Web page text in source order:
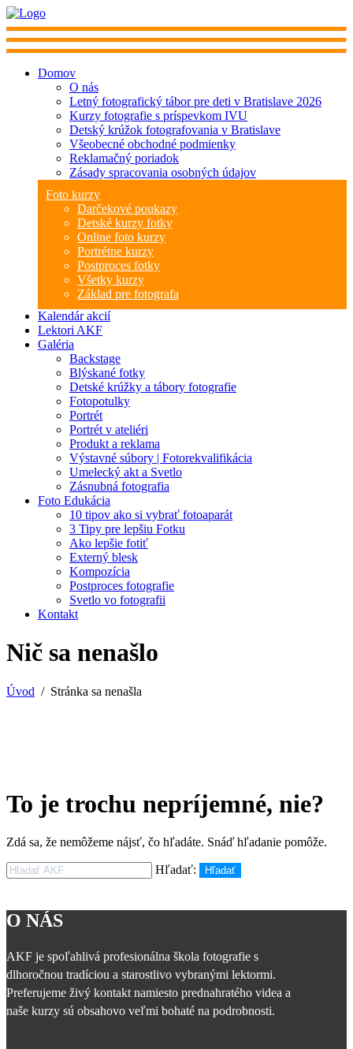
Domov
O nás
Letný fotografický tábor pre deti v Bratislave 2026
Kurzy fotografie s príspevkom IVU
Detský krúžok fotografovania v Bratislave
Všeobecné obchodné podmienky
Reklamačný poriadok
Zásady spracovania osobných údajov
Foto kurzy
Darčekové poukazy
Detské kurzy fotky
Online foto kurzy
Portrétne kurzy
Postproces fotky
Všetky kurzy
Základ pre fotografa
Kalendár akcií
Lektori AKF
Galéria
Backstage
Blýskané fotky
Detské krúžky a tábory fotografie
Fotopotulky
Portrét
Portrét v ateliéri
Produkt a reklama
Výstavné súbory | Fotorekvalifikácia
Umelecký akt a Svetlo
Zásnubná fotografia
Foto Edukácia
10 tipov ako si vybrať fotoaparát
3 Tipy pre lepšiu Fotku
Ako lepšie fotiť
Externý blesk
Kompozícia
Postproces fotografie
Svetlo vo fotografii
Kontakt
Nič sa nenašlo
Úvod Stránka sa nenašla
To je trochu nepríjemné, nie?
Zdá sa, že nemôžeme nájsť, čo hľadáte. Snáď hľadanie pomôže.
Hľadať: Hľadať
O NÁS
AKF je spoľahlivá profesionálna škola fotografie s
dlhoročnou tradíciou a starostlivo vybranými lektormi.
Preferujeme živý kontakt namiesto prednahratého videa a
naše kurzy sú obsahovo veľmi bohaté na podrobnosti.